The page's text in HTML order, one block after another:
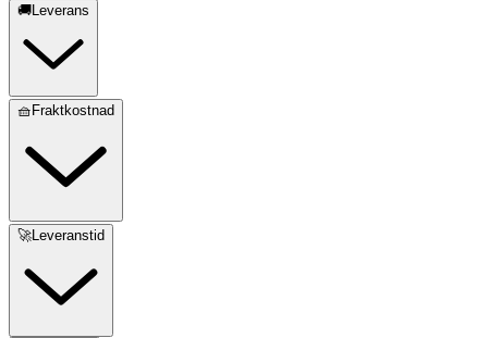
🚚Leverans
🧺Fraktkostnad
🚀Leveranstid